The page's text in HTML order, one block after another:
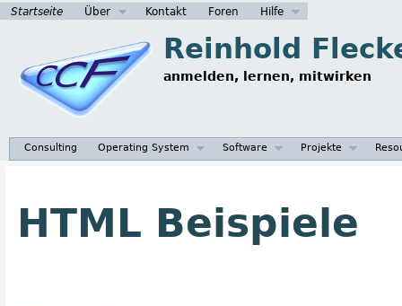
Startseite Über Kontakt Foren Hilfe
Reinhold
anmelden, lernen, mitwirken
Consulting Operating System Software Projekte
HTML Beispiele